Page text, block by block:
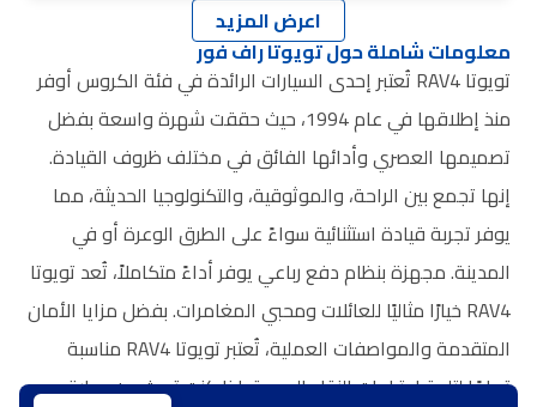
اعرض المزيد
معلومات شاملة حول تويوتا راف فور
تويوتا RAV4 تُعتبر إحدى السيارات الرائدة في فئة الكروس أوفر
منذ إطلاقها في عام 1994، حيث حققت شهرة واسعة بفضل
تصميمها العصري وأدائها الفائق في مختلف ظروف القيادة.
إنها تجمع بين الراحة، والموثوقية، والتكنولوجيا الحديثة، مما
يوفر تجربة قيادة استثنائية سواءً على الطرق الوعرة أو في
المدينة. مجهزة بنظام دفع رباعي يوفر أداءً متكاملاً، تُعد تويوتا
RAV4 خيارًا مثاليًا للعائلات ومحبي المغامرات. بفضل مزايا الأمان
المتقدمة والمواصفات العملية، تُعتبر تويوتا RAV4 مناسبة
تمامًا لتلبية احتياجات النقل اليومية. إذا كنت تبحث عن سيارة